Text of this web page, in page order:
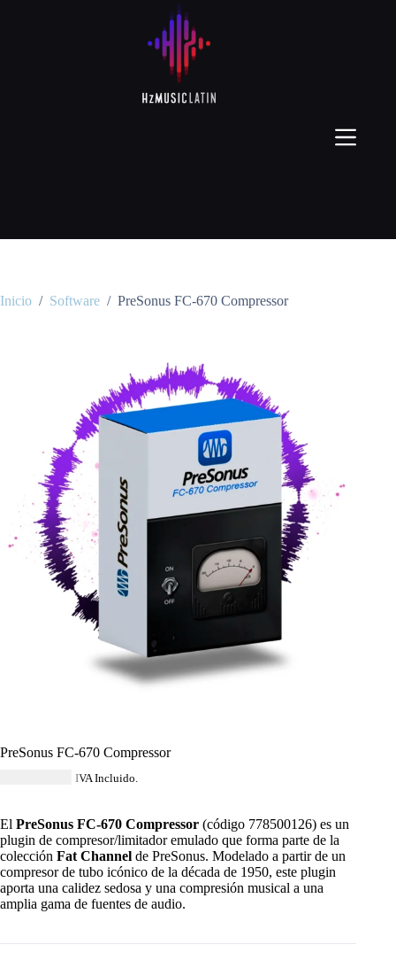
Inicio / Software / PreSonus FC-670 Compressor
PreSonus FC-670 Compressor
IVA Incluido.
El PreSonus FC-670 Compressor (código 778500126) es un
plugin de compresor/limitador emulado que forma parte de la
colección Fat Channel de PreSonus. Modelado a partir de un
compresor de tubo icónico de la década de 1950, este plugin
aporta una calidez sedosa y una compresión musical a una
amplia gama de fuentes de audio.